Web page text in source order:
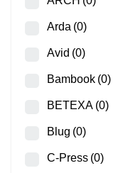
Arda (0)
Avid (0)
Bambook (0)
BETEXA (0)
Blug (0)
C-Press (0)